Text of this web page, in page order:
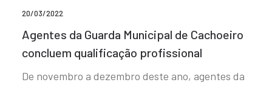
20/03/2022
Agentes da Guarda Municipal de Cachoeiro
concluem qualificação profissional
De novembro a dezembro deste ano, agentes da